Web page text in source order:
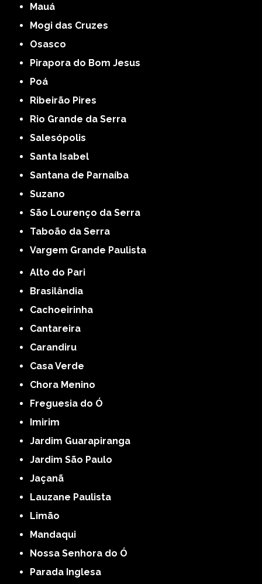
Mauá
Mogi das Cruzes
Osasco
Pirapora do Bom Jesus
Poá
Ribeirão Pires
Rio Grande da Serra
Salesópolis
Santa Isabel
Santana de Parnaíba
Suzano
São Lourenço da Serra
Taboão da Serra
Vargem Grande Paulista
Alto do Pari
Brasilândia
Cachoeirinha
Cantareira
Carandiru
Casa Verde
Chora Menino
Freguesia do Ó
Imirim
Jardim Guarapiranga
Jardim São Paulo
Jaçanã
Lauzane Paulista
Limão
Mandaqui
Nossa Senhora do Ó
Parada Inglesa